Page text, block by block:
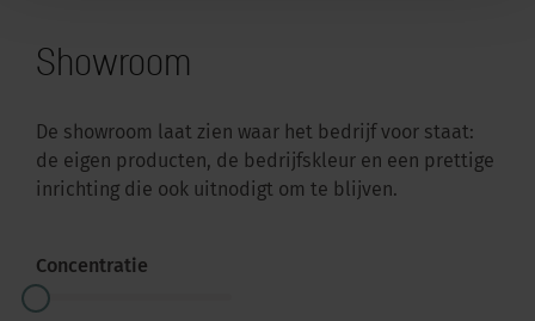
Showroom
De showroom laat zien waar het bedrijf voor staat:
de eigen producten, de bedrijfskleur en een prettige
inrichting die ook uitnodigt om te blijven.
Concentratie